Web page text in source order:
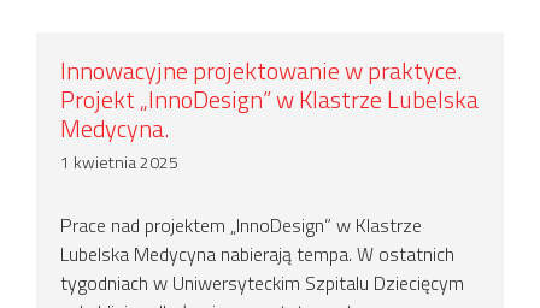
Innowacyjne projektowanie w praktyce.
Projekt „InnoDesign” w Klastrze Lubelska
Medycyna.
1 kwietnia 2025
Prace nad projektem „InnoDesign” w Klastrze
Lubelska Medycyna nabierają tempa. W ostatnich
tygodniach w Uniwersyteckim Szpitalu Dziecięcym